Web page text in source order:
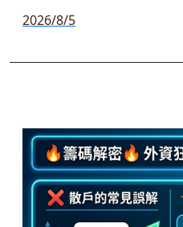
2026/8/5